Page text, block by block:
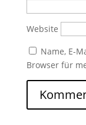
Website
Name, E-
Browser für